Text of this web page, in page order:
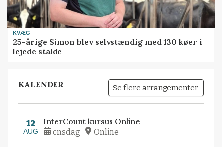
KVÆG
25-årige Simon blev selvstændig med 130 køer i
lejede stalde
KALENDER Se flere arrangementer
12
AUG
InterCount kursus Online
onsdag Online